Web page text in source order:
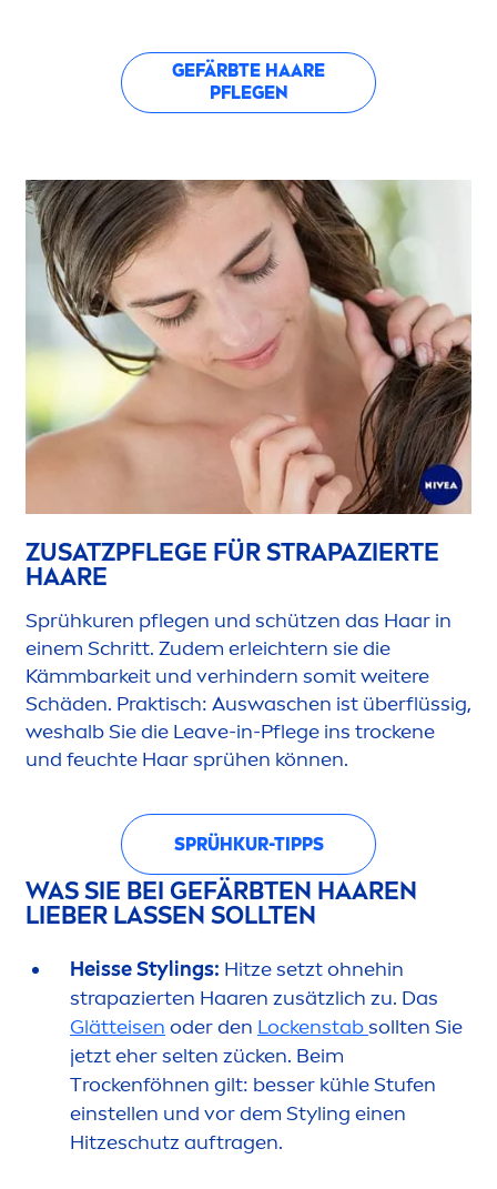
GEFÄRBTE HAARE
PFLEGEN
ZUSATZPFLEGE FÜR STRAPAZIERTE
HAARE
Sprühkuren pflegen und schützen das Haar in
einem Schritt. Zudem erleichtern sie die
Kämmbarkeit und verhindern somit weitere
Schäden. Praktisch: Auswaschen ist überflüssig,
weshalb Sie die Leave-in-Pflege ins trockene
und feuchte Haar sprühen können.
SPRÜHKUR-TIPPS
WAS SIE BEI GEFÄRBTEN HAAREN
LIEBER LASSEN SOLLTEN
Heisse Stylings: Hitze setzt ohnehin
strapazierten Haaren zusätzlich zu. Das
Glätteisen oder den Lockenstabsollten Sie
jetzt eher selten zücken. Beim
Trockenföhnen gilt: besser kühle Stufen
einstellen und vor dem Styling einen
Hitzeschutz auftragen.